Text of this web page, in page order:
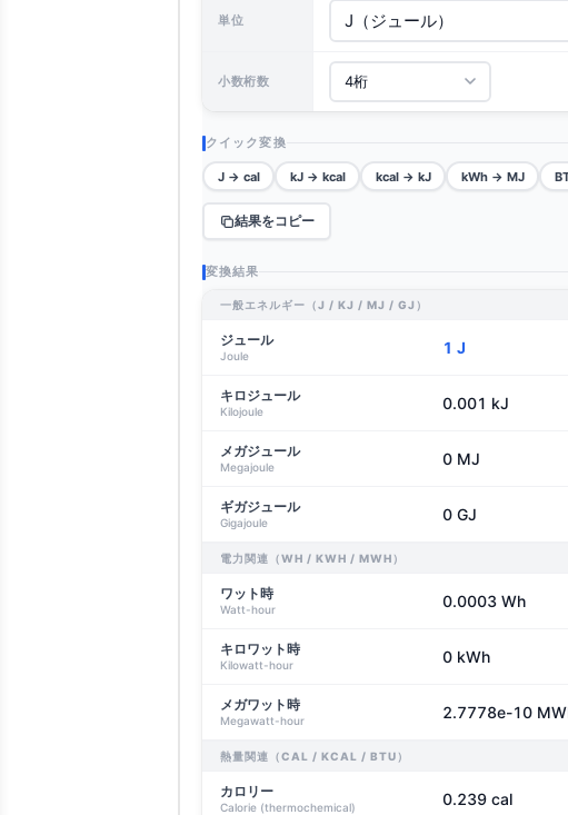
単位
小数桁数
クイック変換
J → cal kJ → kcal kcal → kJ kWh → MJ
結果をコピー
変換結果
一般エネルギー（J / KJ / MJ / GJ）
ジュール
Joule 1 J
キロジュール
Kilojoule 0.001 kJ
メガジュール
Megajoule 0 MJ
ギガジュール
Gigajoule 0 GJ
電力関連（WH / KWH / MWH）
ワット時
Watt-hour 0.0003 Wh
キロワット時
Kilowatt-hour 0 kWh
メガワット時
Megawatt-hour 2.7778e-10
熱量関連（CAL / KCAL / BTU）
カロリー
Calorie (thermochemical) 0.239 cal